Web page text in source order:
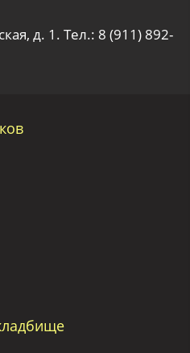
д. 1. Тел.: 8 (911) 892-